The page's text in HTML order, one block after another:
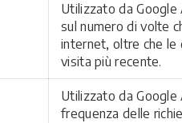
Utilizzato da
sul numero di volte
internet, oltre che le
visita più recente.
Utilizzato da
frequenza delle